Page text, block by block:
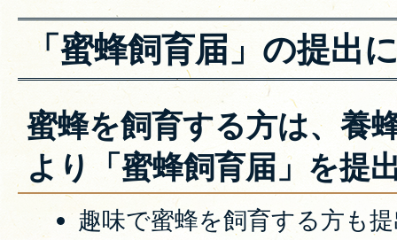
「蜜蜂飼育届」の提出
蜜蜂を飼育する方は、養
より「蜜蜂飼育届」を提
趣味で蜜蜂を飼育する方も